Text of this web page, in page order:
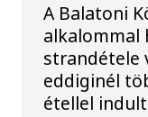
A Balatoni
alkalommal
strandétele
eddiginél
étellel